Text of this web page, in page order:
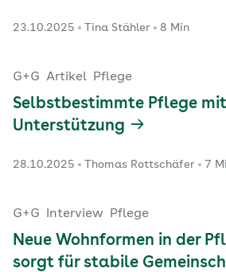
23.10.2025 Tina Stähler 8 Min
G+G Artikel Pflege
Selbstbestimmte Pflege
Unterstützung
28.10.2025 Thomas Rottschäfer 7
G+G Interview Pflege
Neue Wohnformen in der
sorgt für stabile